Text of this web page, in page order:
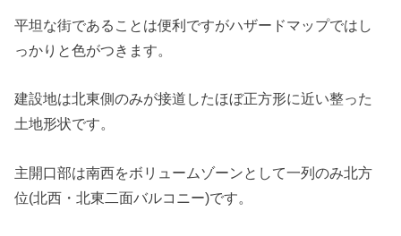
平坦な街であることは便利ですがハザードマップではし
っかりと色がつきます。
建設地は北東側のみが接道したほぼ正方形に近い整った
土地形状です。
主開口部は南西をボリュームゾーンとして一列のみ北方
位(北西・北東二面バルコニー)です。